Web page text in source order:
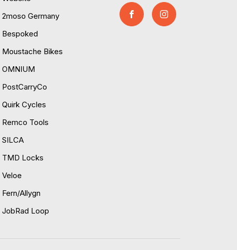
2moso Germany
Bespoked
Moustache Bikes
OMNIUM
PostCarryCo
Quirk Cycles
Remco Tools
SILCA
TMD Locks
Veloe
Fern/Allygn
JobRad Loop